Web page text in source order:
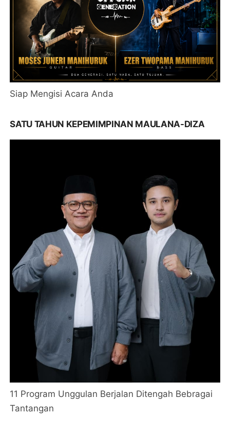
Siap Mengisi Acara Anda
SATU TAHUN KEPEMIMPINAN MAULANA-DIZA
11 Program Unggulan Berjalan Ditengah Bebragai
Tantangan